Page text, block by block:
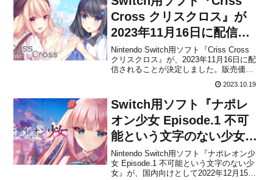
で...
Cross クリスクロス』が
2023年11月16日に配信決
定！
Nintendo Switch用ソフト『Criss Cross
クリスクロス』が、2023年11月16日に配
信されることが決定しました。販売価格
2023年11月15日 23時59分までは割引価
格の2,673円(税込)で購入することがで
き...
2023.10.19
Switch用ソフト『ナポレ
オン少女 Episode.1 不可
能という文字のない少女』
が2022年12月15日に配信
決定！
Nintendo Switch用ソフト『ナポレオン少
女 Episode.1 不可能という文字のない少
女』が、国内向けとして2022年12月15日